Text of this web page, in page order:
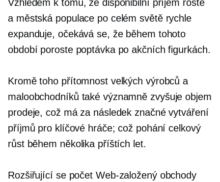
Vzhledem k tomu, že disponibilní příjem roste
a městská populace po celém světě rychle
expanduje, očekává se, že během tohoto
období poroste poptávka po akčních figurkách.
Kromě toho přítomnost velkých výrobců a
maloobchodníků také významně zvyšuje objem
prodeje, což má za následek značné vytváření
příjmů pro klíčové hráče; což pohání celkový
růst během několika příštích let.
Rozšiřující se počet Web-založenýobchody